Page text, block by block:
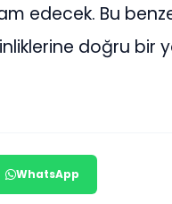
edecek. Bu
doğru bir
WhatsApp